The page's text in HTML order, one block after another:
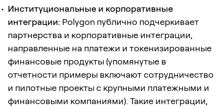
Институциональные и корпоративные
интеграции: Polygon публично подчеркивает
партнерства и корпоративные интеграции,
направленные на платежи и токенизированные
финансовые продукты (упомянутые в
отчетности примеры включают сотрудничество
и пилотные проекты с крупными платежными и
финансовыми компаниями). Такие интеграции,